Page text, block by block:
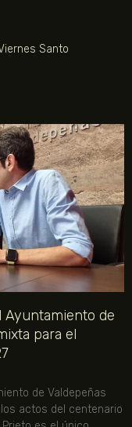
Santo
Ayuntamiento de
para el
de Valdepeñas
actos del centenario